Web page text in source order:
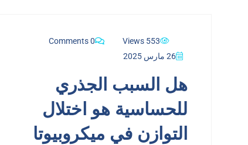
553 Views
0 Comments
26 مارس 2025
هل السبب الجذري
للحساسية هو اختلال
التوازن في ميكروبيوتا